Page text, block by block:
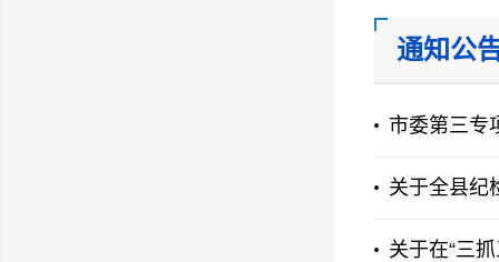
通知公
市委第三专
关于全县纪
关于在“三